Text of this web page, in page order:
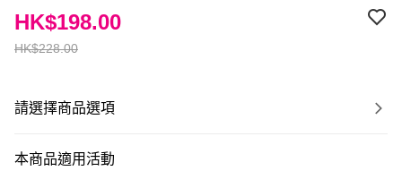
HK$228.00
HK$198.00
請選擇商品選項
本商品適用活動